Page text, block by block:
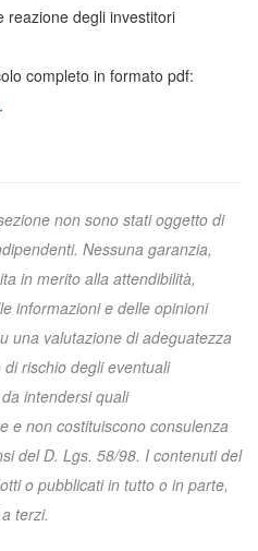
reazione degli investitori
completo in formato pdf:
.
non sono stati oggetto di
Nessuna garanzia,
in merito alla attendibilità,
informazioni e delle opinioni
una valutazione di adeguatezza
rischio degli eventuali
intendersi quali
e non costituiscono consulenza
del D. Lgs. 58/98. I contenuti del
o pubblicati in tutto o in parte,
terzi.